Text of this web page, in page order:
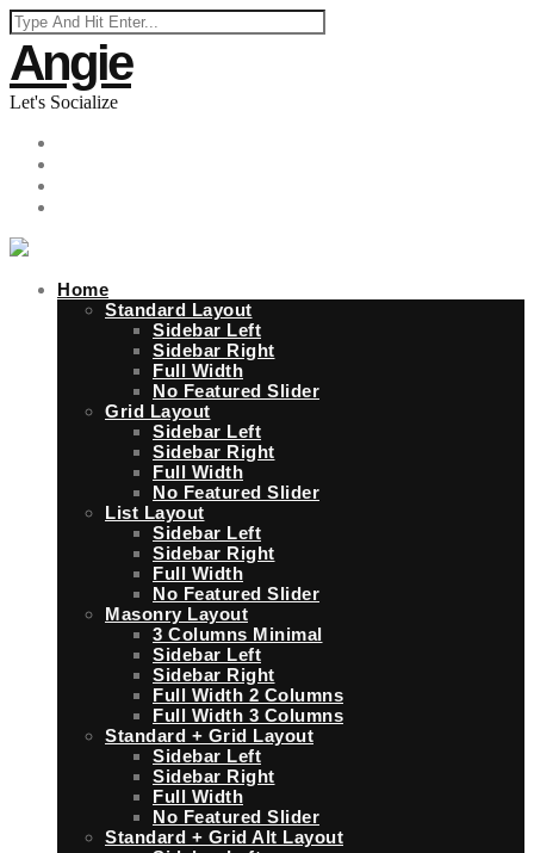
Angie
Let's Socialize
Home
Standard Layout
Sidebar Left
Sidebar Right
Full Width
No Featured Slider
Grid Layout
Sidebar Left
Sidebar Right
Full Width
No Featured Slider
List Layout
Sidebar Left
Sidebar Right
Full Width
No Featured Slider
Masonry Layout
3 Columns Minimal
Sidebar Left
Sidebar Right
Full Width 2 Columns
Full Width 3 Columns
Standard + Grid Layout
Sidebar Left
Sidebar Right
Full Width
No Featured Slider
Standard + Grid Alt Layout